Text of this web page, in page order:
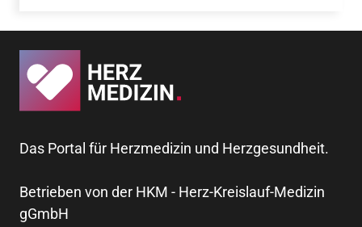
Das Portal für Herzmedizin und Herzgesundheit.
Betrieben von der HKM - Herz-Kreislauf-Medizin
gGmbH